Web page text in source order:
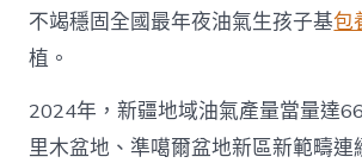
不竭穩固全國最年夜油氣生孩子基包
植。
2024年，新疆地域油氣產量當量達
里木盆地、準噶爾盆地新區新範疇連